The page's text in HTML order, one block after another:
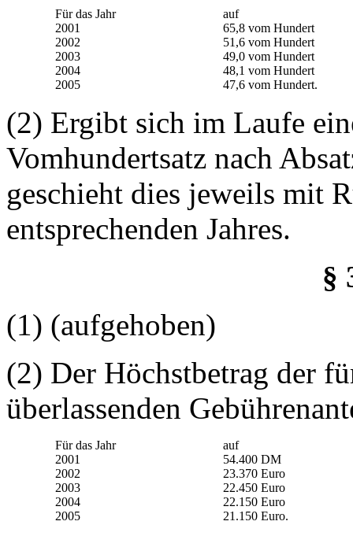
Für das Jahr
auf
2001
65,8 vom Hundert
2002
51,6 vom Hundert
2003
49,0 vom Hundert
2004
48,1 vom Hundert
2005
47,6 vom Hundert.
(2) Ergibt sich im Laufe
Vomhundertsatz nach
geschieht dies jeweils mit
entsprechenden Jahres.
§
(1) (aufgehoben)
(2) Der Höchstbetrag der
überlassenden
Für das Jahr
auf
2001
54.400 DM
2002
23.370 Euro
2003
22.450 Euro
2004
22.150 Euro
2005
21.150 Euro.